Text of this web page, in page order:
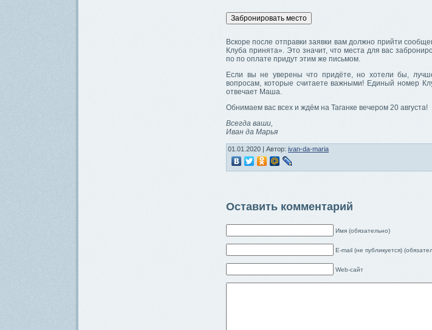
Вскоре после отправки заявки вам должно прийти
Клуба принята». Это значит, что места для вас
по по оплате придут этим же письмом.
Если вы не уверены что придёте, но хотели бы,
вопросам, которые считаете важными! Единый номер
отвечает Маша.
Обнимаем вас всех и ждём на Таганке вечером 20 августа!
Всегда ваши,
Иван да Марья
01.01.2020 | Автор: ivan-da-maria
Оставить комментарий
Имя (обязательно)
E-mail (не публикуется)
Web-сайт